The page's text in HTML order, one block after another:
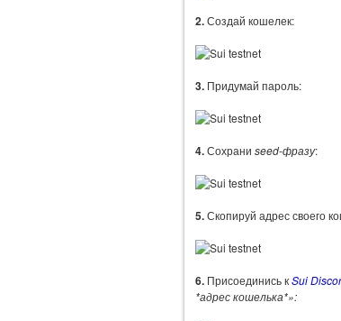
2.Создай кошелек:
3. Придумай пароль:
4.Сохрани seed-фразу:
5.Скопируй адрес своего
6. Присоединись кSui
*адрес кошелька*»: